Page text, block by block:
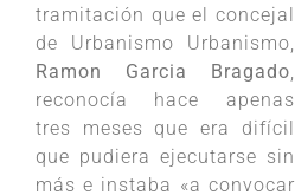
tramitación que el concejal
de Urbanismo Urbanismo,
Ramon Garcia Bragado,
reconocía hace apenas
tres meses que era difícil
que pudiera ejecutarse sin
más e instaba «a convocar